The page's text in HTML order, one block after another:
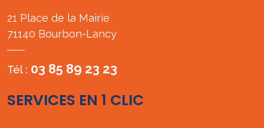
21 Place de la Mairie
71140 Bourbon-Lancy
Tél : 03 85 89 23 23
SERVICES EN 1 CLIC